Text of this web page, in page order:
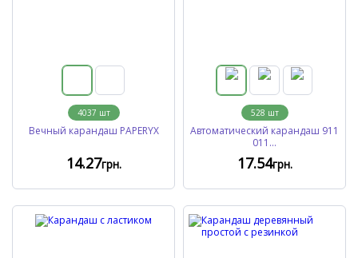
4037 шт
Вечный карандаш PAPERYX
14.27грн.
528 шт
Автоматический карандаш 911
011...
17.54грн.